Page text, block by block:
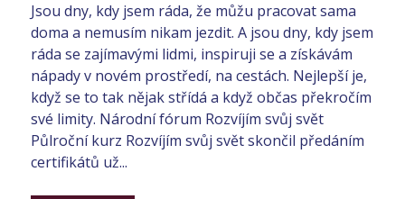
Jsou dny, kdy jsem ráda, že můžu pracovat sama
doma a nemusím nikam jezdit. A jsou dny, kdy jsem
ráda se zajímavými lidmi, inspiruji se a získávám
nápady v novém prostředí, na cestách. Nejlepší je,
když se to tak nějak střídá a když občas překročím
své limity. Národní fórum Rozvíjím svůj svět
Půlroční kurz Rozvíjím svůj svět skončil předáním
certifikátů už...